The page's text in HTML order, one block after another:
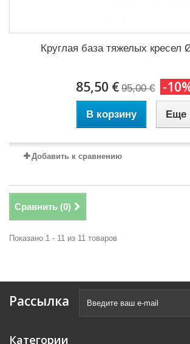
Круглая база тяжелых кресел
85,50 € 95,00 € -
В корзину Еще
Добавить к сравнению
Сравнить (0)
Показано 1 - 11 из 11 товаров
Рассылка
Категории